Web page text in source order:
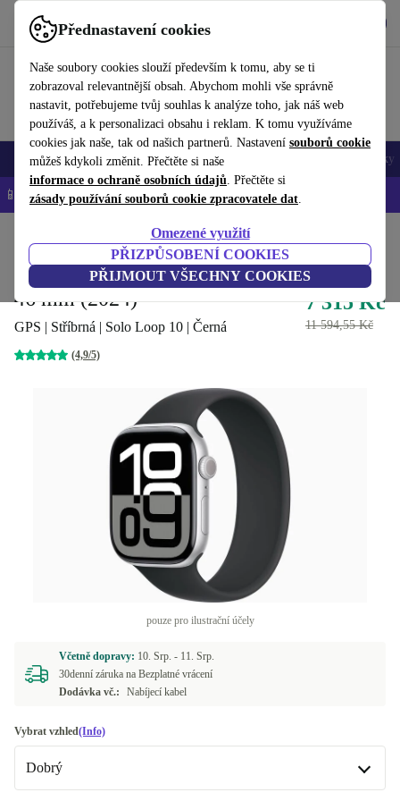
Přednastavení cookies
Naše soubory cookies slouží především k tomu, aby se ti
zobrazoval relevantnější obsah. Abychom mohli vše správně
nastavit, potřebujeme tvůj souhlas k analýze toho, jak náš web
používáš, a k personalizaci obsahu i reklam. K tomu využíváme
cookies jak naše, tak od našich partnerů. Nastavení souborů cookie
můžeš kdykoli změnit. Přečtěte si naše
informace o ochraně osobních údajů. Přečtěte si
zásady používání souborů cookie zpracovatele dat.
Omezené využití
PŘIZPŮSOBENÍ COOKIES
PŘIJMOUT VŠECHNY COOKIES
Používejte refurbed rychle a snadno
Mobily a smartphony Notebooky Tablety Doplňky
📱 -5 % NAVÍC na všechny iPhony – kód: IPHONEDEAL-
Chytré hodinky Hodinky Apple
Apple Watch Series 10 Hliník
46 mm (2024)
GPS | Stříbrná | Solo Loop 10 | Černá
(4,9/5)
7 315 Kč
11 594,55 Kč
pouze pro ilustrační účely
Včetně dopravy: 10. Srp. - 11. Srp.
30denní záruka na Bezplatné vrácení
Dodávka vč.:
Nabíjecí kabel
Vybrat vzhled(Info)
Dobrý